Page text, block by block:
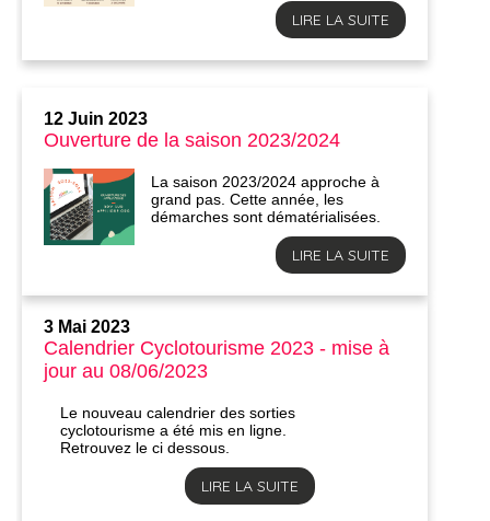
LIRE LA SUITE
12 Juin 2023
Ouverture de la saison 2023/2024
La saison 2023/2024 approche à
grand pas. Cette année, les
démarches sont dématérialisées.
LIRE LA SUITE
3 Mai 2023
Calendrier Cyclotourisme 2023 - mise à
jour au 08/06/2023
Le nouveau calendrier des sorties
cyclotourisme a été mis en ligne.
Retrouvez le ci dessous.
LIRE LA SUITE